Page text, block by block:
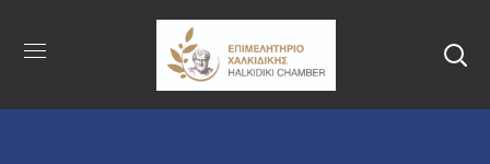
στο
περιεχόμενο